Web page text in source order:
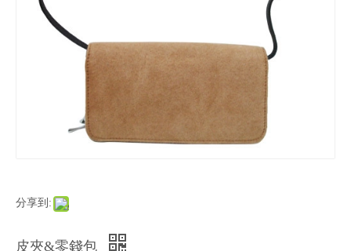
分享到:
皮夾&零錢包